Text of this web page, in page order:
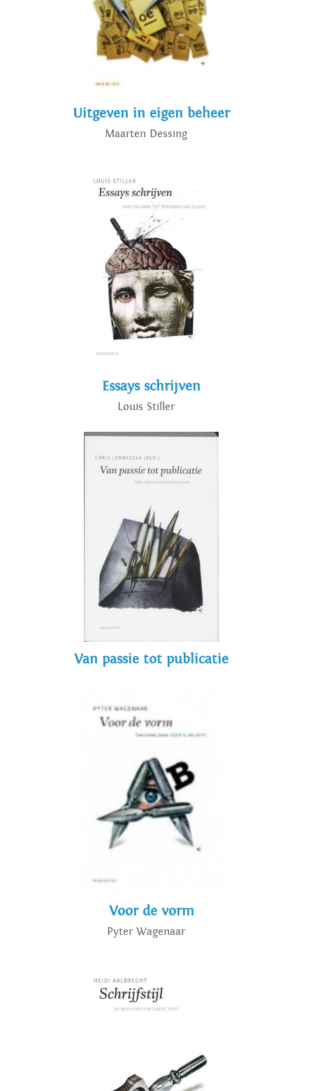
Uitgeven in eigen beheer
Maarten Dessing
Essays schrijven
Louis Stiller
Van passie tot publicatie
Voor de vorm
Pyter Wagenaar